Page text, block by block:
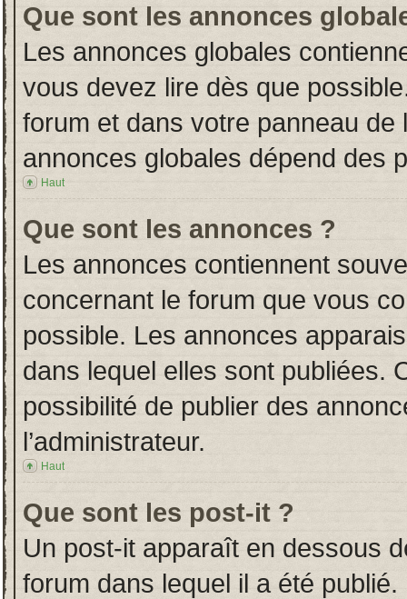
Que sont les annonces
Les annonces globales
vous devez lire dès que
forum et dans votre panneau de
annonces globales dépend des
Haut
Que sont les annonces ?
Les annonces contiennent
concernant le forum que vous
possible. Les annonces
dans lequel elles sont publiées.
possibilité de publier des
l’administrateur.
Haut
Que sont les post-it ?
Un post-it apparaît en dessous
forum dans lequel il a été